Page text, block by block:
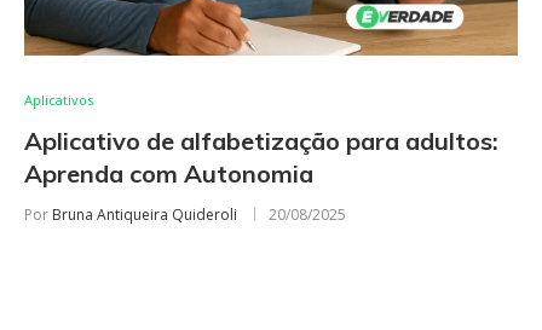
Aplicativos
Aplicativo de alfabetização para adultos:
Aprenda com Autonomia
Por Bruna Antiqueira Quideroli 20/08/2025